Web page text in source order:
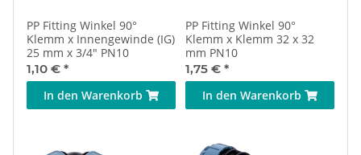
PP Fitting Winkel 90°
Klemm x Innengewinde (IG)
25 mm x 3/4" PN10
1,10 € *
In den Warenkorb
PP Fitting Winkel 90°
Klemm x Klemm 32 x 32
mm PN10
1,75 € *
In den Warenkorb